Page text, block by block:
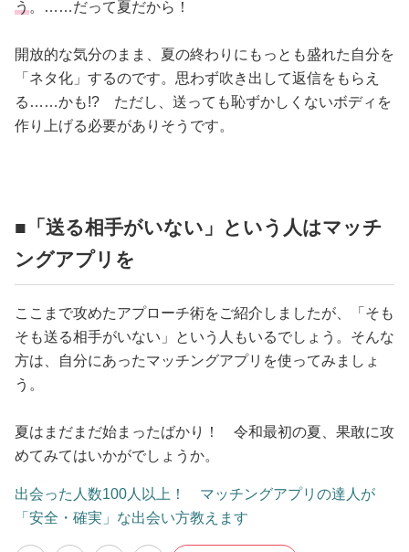
う。……だって夏だから！
開放的な気分のまま、夏の終わりにもっとも盛れた自分を
「ネタ化」するのです。思わず吹き出して返信をもらえ
る……かも!? ただし、送っても恥ずかしくないボディを
作り上げる必要がありそうです。
■「送る相手がいない」という人はマッチ
ングアプリを
ここまで攻めたアプローチ術をご紹介しましたが、「そも
そも送る相手がいない」という人もいるでしょう。そんな
方は、自分にあったマッチングアプリを使ってみましょ
う。
夏はまだまだ始まったばかり！ 令和最初の夏、果敢に攻
めてみてはいかがでしょうか。
出会った人数100人以上！ マッチングアプリの達人が
「安全・確実」な出会い方教えます